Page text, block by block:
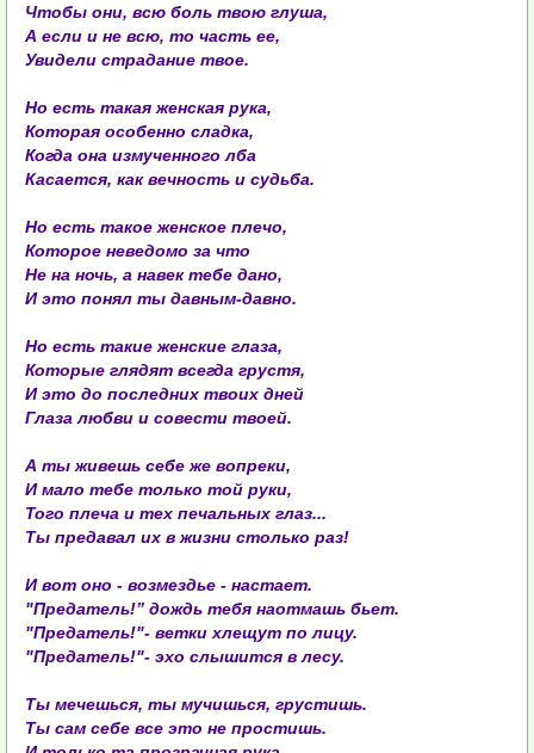
Чтобы они, всю боль твою глуша,
А если и не всю, то часть ее,
Увидели страдание твое.
Но есть такая женская рука,
Которая особенно сладка,
Когда она измученного лба
Касается, как вечность и судьба.
Но есть такое женское плечо,
Которое неведомо за что
Не на ночь, а навек тебе дано,
И это понял ты давным-давно.
Но есть такие женские глаза,
Которые глядят всегда грустя,
И это до последних твоих дней
Глаза любви и совести твоей.
А ты живешь себе же вопреки,
И мало тебе только той руки,
Того плеча и тех печальных глаз...
Ты предавал их в жизни столько раз!
И вот оно - возмездье - настает.
"Предатель!” дождь тебя наотмашь бьет.
"Предатель!"- ветки хлещут по лицу.
"Предатель!"- эхо слышится в лесу.
Ты мечешься, ты мучишься, грустишь.
Ты сам себе все это не простишь.